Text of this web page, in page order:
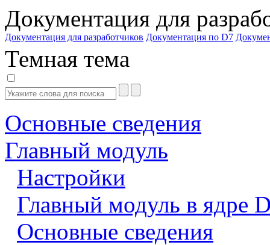
Документация для
Документация для разработчиков Документация по D7
Темная тема
Основные сведения
Главный модуль
Настройки
Главный модуль в ядре
Основные сведения